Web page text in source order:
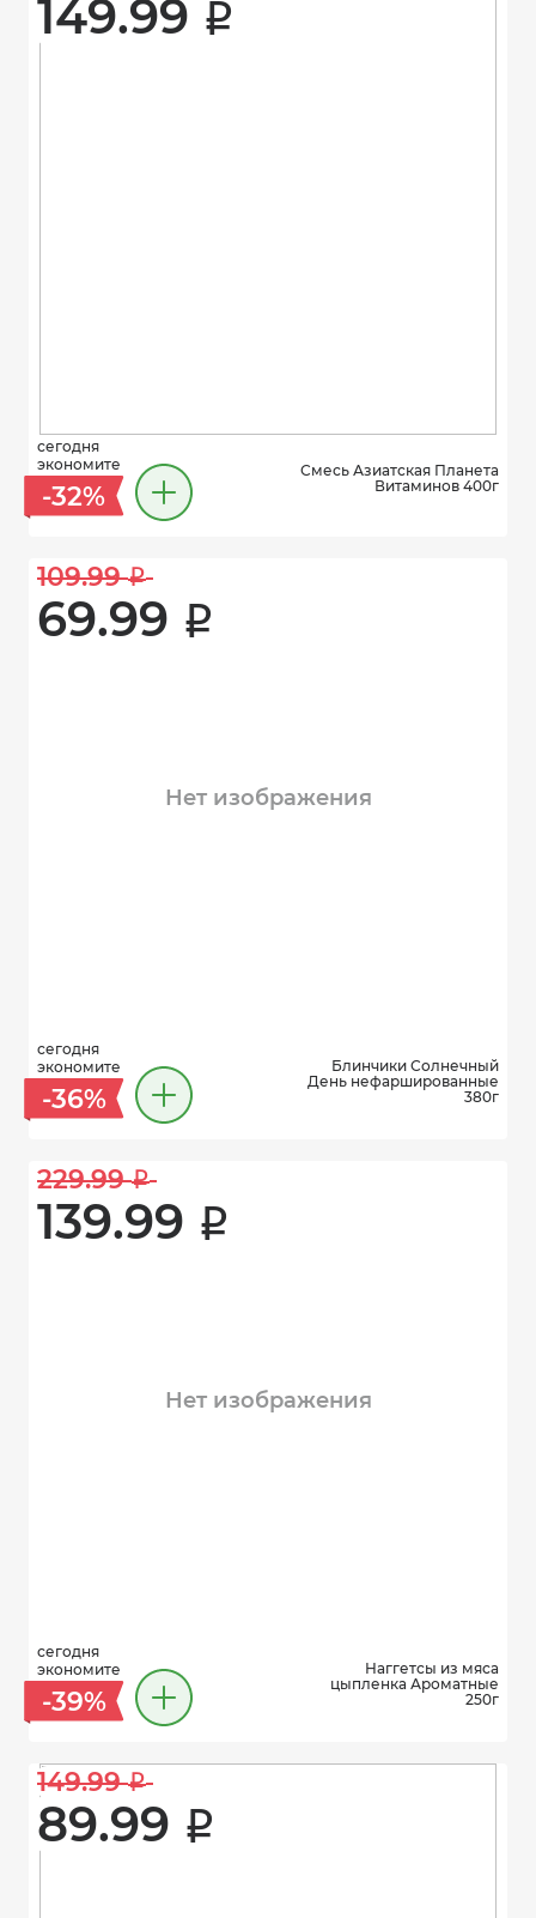
149.99 i
сегодня
экономите
-32%
Смесь Азиатская Планета
Витаминов 400г
109.99 i
69.99 i
Нет изображения
сегодня
экономите
-36%
Блинчики Солнечный
День нефаршированные
380г
229.99 i
139.99 i
Нет изображения
сегодня
экономите
-39%
Наггетсы из мяса
цыпленка Ароматные
250г
149.99 i
89.99 i